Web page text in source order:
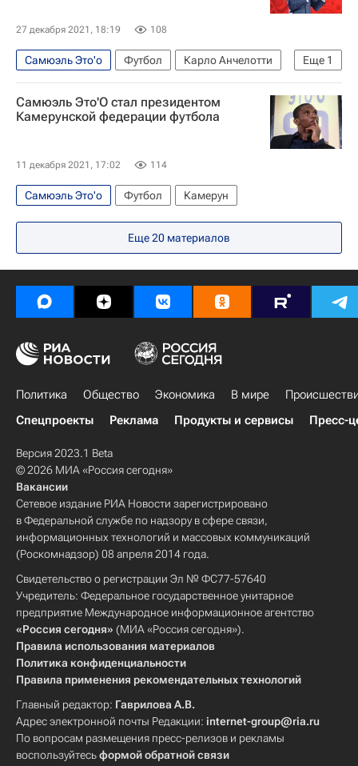
27 декабря 2021, 18:19 108
Еще 1
Самюэль Это'о Футбол
Карло Анчелотти
Анжи
Самюэль Это'О стал президентом
Камерунской федерации футбола
11 декабря 2021, 17:02 114
Самюэль Это'о Футбол Камерун
Еще20 материалов
Политика Общество Экономика В мире
Спецпроекты
Реклама Продукты и сервисы Пресс-
Версия 2023.1 Beta
© 2026 МИА «Россия сегодня»
Вакансии
Сетевое издание РИА Новости зарегистрировано
в Федеральной службе по надзору в сфере связи,
информационных технологий и массовых коммуникаций
(Роскомнадзор) 08 апреля 2014 года.
Свидетельство о регистрации Эл № ФС77-57640
Учредитель: Федеральное государственное унитарное
предприятие Международное информационное агентство
«Россия сегодня» (МИА «Россия сегодня»).
Правила использования материалов
Политика конфиденциальности
Правила применения рекомендательных технологий
Главный редактор: Гаврилова А.В.
Адрес электронной почты Редакции: internet-group@ria.ru
По вопросам размещения пресс-релизов и рекламы
воспользуйтесьформой обратной связи